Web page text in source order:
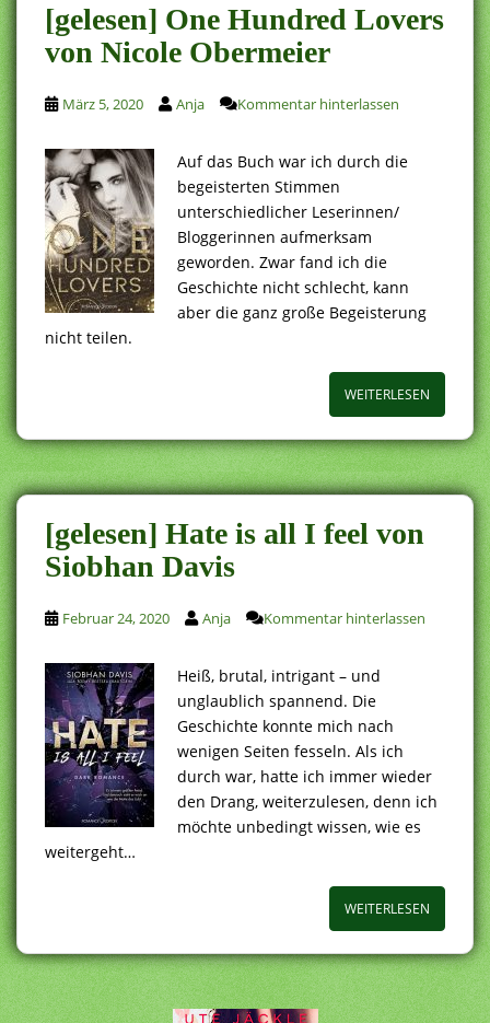
[gelesen] One Hundred Lovers
von Nicole Obermeier
März 5, 2020 Anja Kommentar hinterlassen
Auf das Buch war ich durch die
begeisterten Stimmen
unterschiedlicher Leserinnen/
Bloggerinnen aufmerksam
geworden. Zwar fand ich die
Geschichte nicht schlecht, kann
aber die ganz große Begeisterung
nicht teilen.
WEITERLESEN
[gelesen] Hate is all I feel von
Siobhan Davis
Februar 24, 2020 Anja Kommentar hinterlassen
Heiß, brutal, intrigant – und
unglaublich spannend. Die
Geschichte konnte mich nach
wenigen Seiten fesseln. Als ich
durch war, hatte ich immer wieder
den Drang, weiterzulesen, denn ich
möchte unbedingt wissen, wie es
weitergeht…
WEITERLESEN